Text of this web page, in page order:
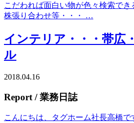
こだわれば面白い物が色々検索でき
株張り合わせ等・・・ …
インテリア・・・帯広
ル
2018.04.16
Report / 業務日誌
こんにちは、タグホーム社長高橋で